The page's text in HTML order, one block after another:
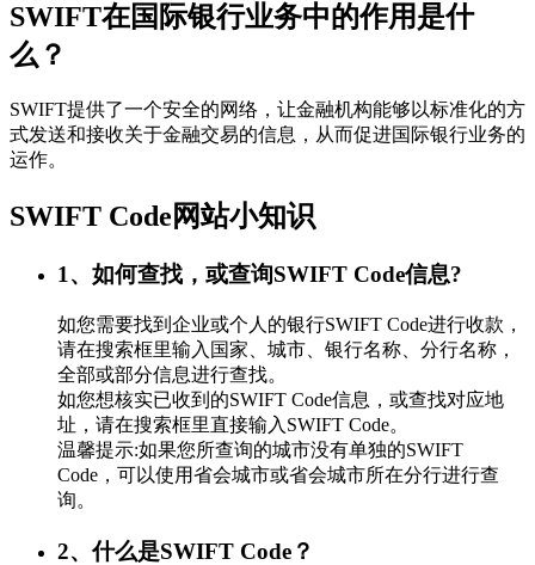
SWIFT在国际银行业务中的作用是什
么？
SWIFT提供了一个安全的网络，让金融机构能够以标准化的方
式发送和接收关于金融交易的信息，从而促进国际银行业务的
运作。
SWIFT Code网站小知识
1、如何查找，或查询SWIFT Code信息?
如您需要找到企业或个人的银行SWIFT Code进行收款，
请在搜索框里输入国家、城市、银行名称、分行名称，
全部或部分信息进行查找。
如您想核实已收到的SWIFT Code信息，或查找对应地
址，请在搜索框里直接输入SWIFT Code。
温馨提示:如果您所查询的城市没有单独的SWIFT
Code，可以使用省会城市或省会城市所在分行进行查
询。
2、什么是SWIFT Code？